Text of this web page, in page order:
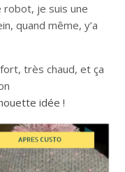
robot, je suis une
quand même, y’a
très chaud, et ça
idée !